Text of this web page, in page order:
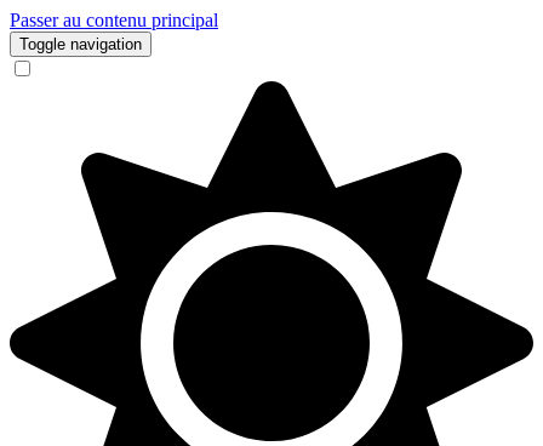
Passer au contenu principal
Toggle navigation